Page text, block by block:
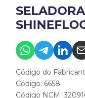
Código do
Código: 6658
Código NCM: